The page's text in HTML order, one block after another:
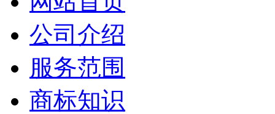
公司介绍
服务范围
商标知识